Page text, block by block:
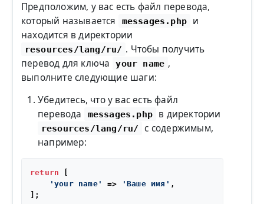
Предположим, у вас есть файл перевода,
который называется
messages.php
и
находится в директории
resources/lang/ru/ . Чтобы получить
перевод для ключа
your name ,
выполните следующие шаги:
Убедитесь, что у вас есть файл
перевода
messages.php в директории
resources/lang/ru/
с содержимым,
например:
return
'your name'
=> 'Ваше имя' ,